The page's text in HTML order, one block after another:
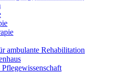
ambulante Rehabilitation
Pflegewissenschaft